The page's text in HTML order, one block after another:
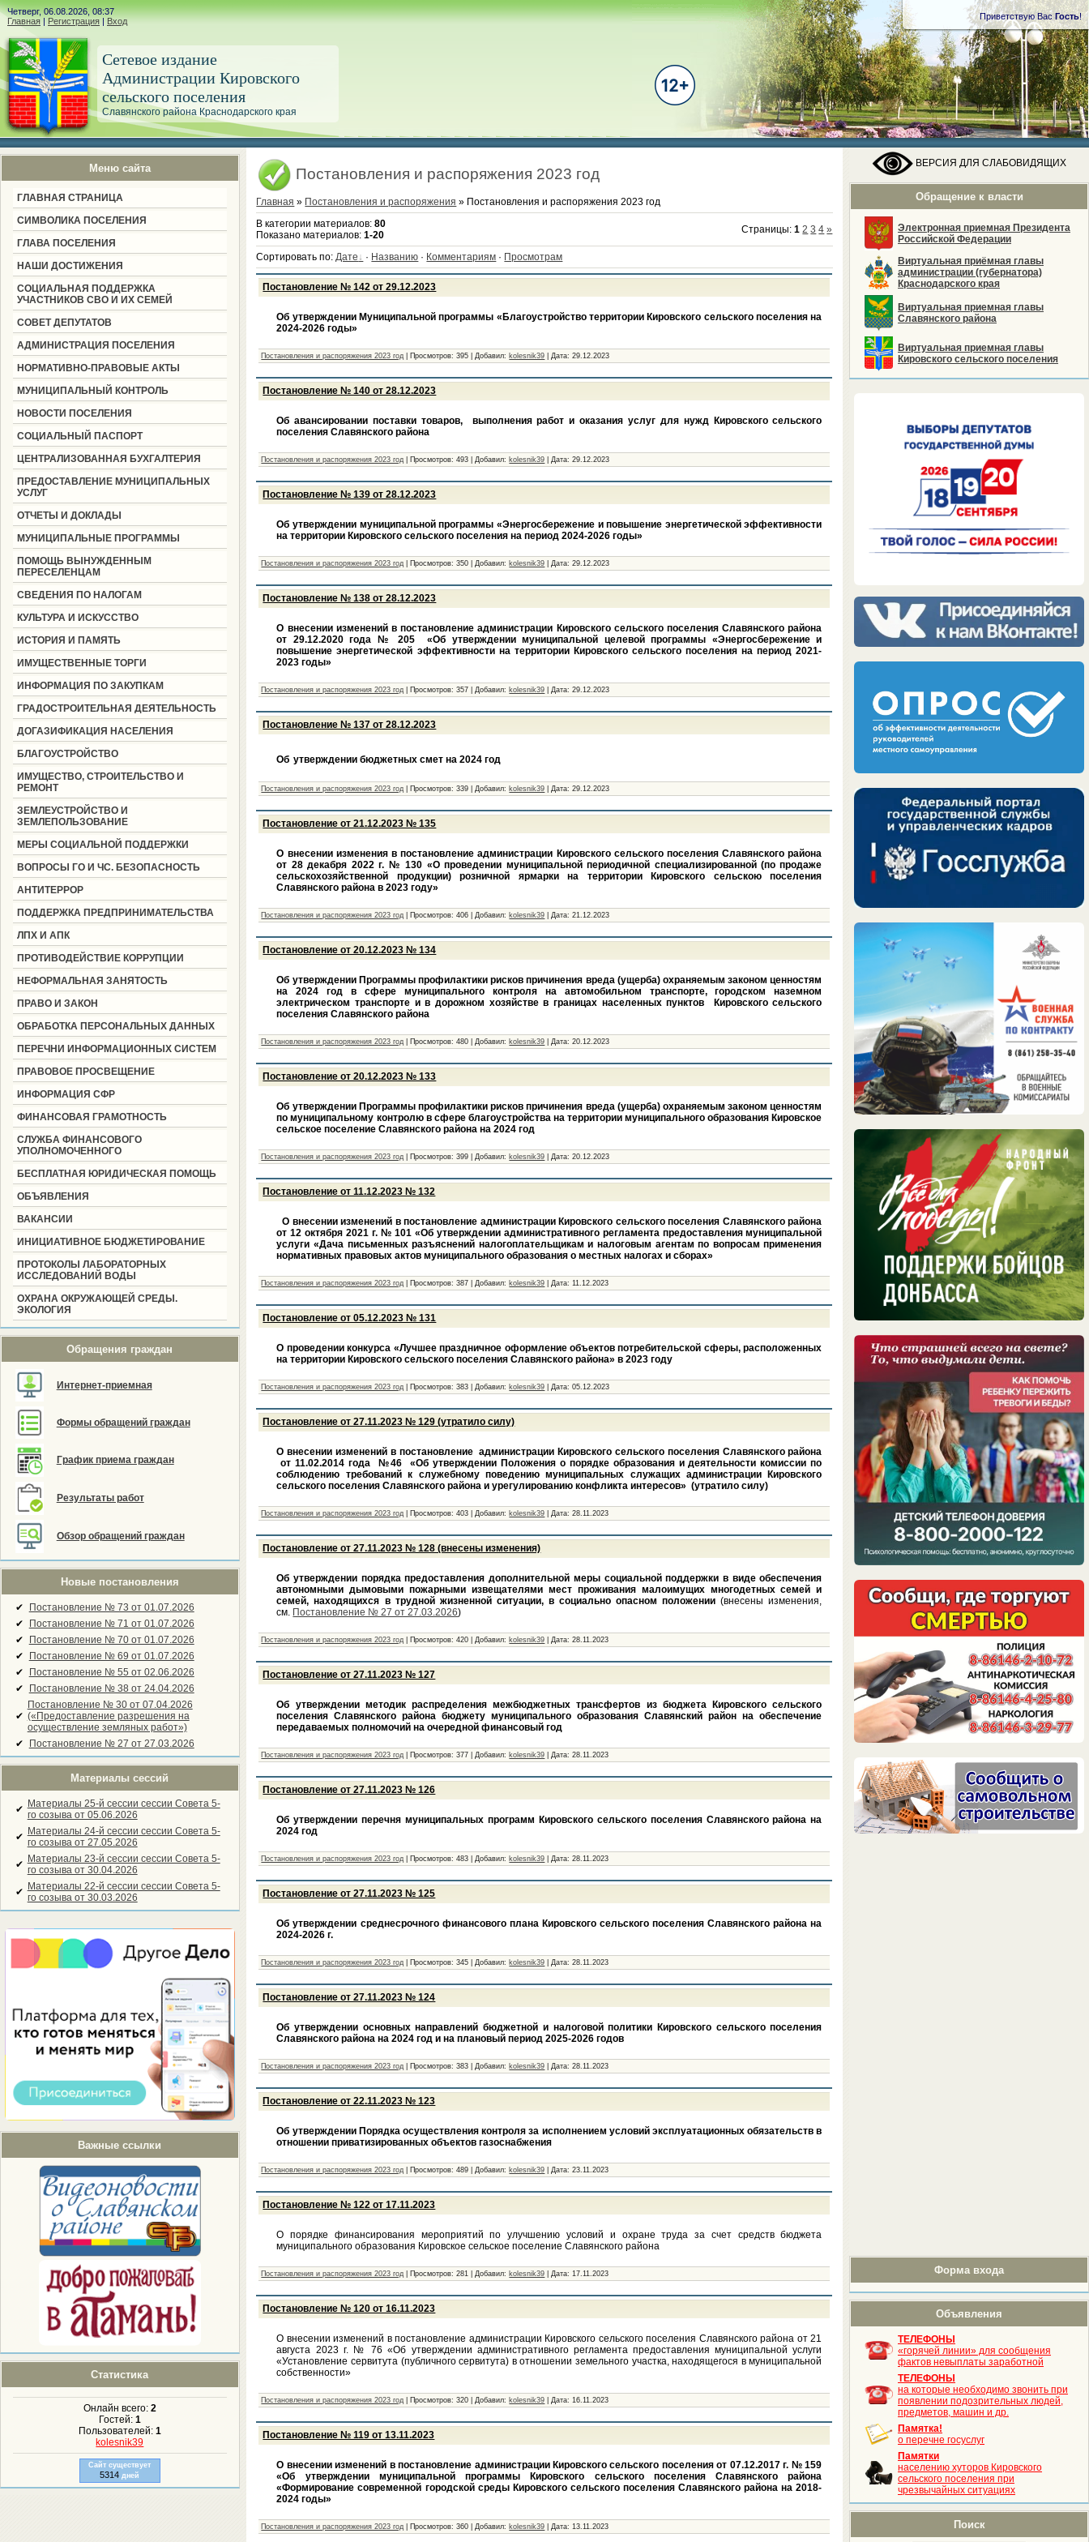
Четверг, 06.08.2026, 08:37
Главная | Регистрация | Вход Приветствую Вас Гость!
Сетевое издание
Администрации Кировского
сельского поселения
Славянского района Краснодарского края
Меню сайта
ГЛАВНАЯ СТРАНИЦА
СИМВОЛИКА ПОСЕЛЕНИЯ
ГЛАВА ПОСЕЛЕНИЯ
НАШИ ДОСТИЖЕНИЯ
СОЦИАЛЬНАЯ ПОДДЕРЖКА
УЧАСТНИКОВ СВО И ИХ СЕМЕЙ
СОВЕТ ДЕПУТАТОВ
АДМИНИСТРАЦИЯ ПОСЕЛЕНИЯ
НОРМАТИВНО-ПРАВОВЫЕ АКТЫ
МУНИЦИПАЛЬНЫЙ КОНТРОЛЬ
НОВОСТИ ПОСЕЛЕНИЯ
СОЦИАЛЬНЫЙ ПАСПОРТ
ЦЕНТРАЛИЗОВАННАЯ БУХГАЛТЕРИЯ
ПРЕДОСТАВЛЕНИЕ МУНИЦИПАЛЬНЫХ
УСЛУГ
ОТЧЕТЫ И ДОКЛАДЫ
МУНИЦИПАЛЬНЫЕ ПРОГРАММЫ
ПОМОЩЬ ВЫНУЖДЕННЫМ
ПЕРЕСЕЛЕНЦАМ
СВЕДЕНИЯ ПО НАЛОГАМ
КУЛЬТУРА И ИСКУССТВО
ИСТОРИЯ И ПАМЯТЬ
ИМУЩЕСТВЕННЫЕ ТОРГИ
ИНФОРМАЦИЯ ПО ЗАКУПКАМ
ГРАДОСТРОИТЕЛЬНАЯ ДЕЯТЕЛЬНОСТЬ
ДОГАЗИФИКАЦИЯ НАСЕЛЕНИЯ
БЛАГОУСТРОЙСТВО
ИМУЩЕСТВО, СТРОИТЕЛЬСТВО И
РЕМОНТ
ЗЕМЛЕУСТРОЙСТВО И
ЗЕМЛЕПОЛЬЗОВАНИЕ
МЕРЫ СОЦИАЛЬНОЙ ПОДДЕРЖКИ
ВОПРОСЫ ГО И ЧС. БЕЗОПАСНОСТЬ
АНТИТЕРРОР
ПОДДЕРЖКА ПРЕДПРИНИМАТЕЛЬСТВА
ЛПХ И АПК
ПРОТИВОДЕЙСТВИЕ КОРРУПЦИИ
НЕФОРМАЛЬНАЯ ЗАНЯТОСТЬ
ПРАВО И ЗАКОН
ОБРАБОТКА ПЕРСОНАЛЬНЫХ ДАННЫХ
ПЕРЕЧНИ ИНФОРМАЦИОННЫХ СИСТЕМ
ПРАВОВОЕ ПРОСВЕЩЕНИЕ
ИНФОРМАЦИЯ СФР
ФИНАНСОВАЯ ГРАМОТНОСТЬ
СЛУЖБА ФИНАНСОВОГО
УПОЛНОМОЧЕННОГО
БЕСПЛАТНАЯ ЮРИДИЧЕСКАЯ ПОМОЩЬ
ОБЪЯВЛЕНИЯ
ВАКАНСИИ
ИНИЦИАТИВНОЕ БЮДЖЕТИРОВАНИЕ
ПРОТОКОЛЫ ЛАБОРАТОРНЫХ
ИССЛЕДОВАНИЙ ВОДЫ
ОХРАНА ОКРУЖАЮЩЕЙ СРЕДЫ.
ЭКОЛОГИЯ
Обращения граждан
Интернет-приемная
Формы обращений граждан
График приема граждан
Результаты работ
Обзор обращений граждан
Новые постановления
✔
Постановление № 73 от 01.07.2026
✔
Постановление № 71 от 01.07.2026
✔
Постановление № 70 от 01.07.2026
✔
Постановление № 69 от 01.07.2026
✔
Постановление № 55 от 02.06.2026
✔
Постановление № 38 от 24.04.2026
✔
Постановление № 30 от 07.04.2026
(«Предоставление разрешения на
осуществление земляных работ»)
✔
Постановление № 27 от 27.03.2026
Материалы сессий
✔ Материалы 25-й сессии сессии Совета 5-
го созыва от 05.06.2026
✔ Материалы 24-й сессии сессии Совета 5-
го созыва от 27.05.2026
✔ Материалы 23-й сессии сессии Совета 5-
го созыва от 30.04.2026
✔ Материалы 22-й сессии сессии Совета 5-
го созыва от 30.03.2026
Важные ссылки
Статистика
Онлайн всего: 2
Гостей: 1
Пользователей: 1
kolesnik39
Сайт существует
5314 дней
ВЕРСИЯ ДЛЯ СЛАБОВИДЯЩИХ
Обращение к власти
Электронная приемная Президента
Российской Федерации
Виртуальная приёмная главы
администрации (губернатора)
Краснодарского края
Виртуальная приемная главы
Славянского района
Виртуальная приемная главы
Кировского сельского поселения
Форма входа
Объявления
ТЕЛЕФОНЫ
«горячей линии» для сообщения
фактов невыплаты заработной
ТЕЛЕФОНЫ
на которые необходимо звонить при
появлении подозрительных людей,
предметов, машин и др.
Памятка!
о перечне госуслуг
Памятки
населению хуторов Кировского
сельского поселения при
чрезвычайных ситуациях
Поиск
Постановления и распоряжения 2023 год
Главная » Постановления и распоряжения » Постановления и распоряжения 2023 год
В категории материалов:80
Показано материалов:1-20 Страницы:1 2 3 4 »
Сортировать по:Дате · Названию · Комментариям · Просмотрам
Постановление № 142 от 29.12.2023
Об утверждении Муниципальной программы «Благоустройство территории Кировского сельского поселения на
2024-2026 годы»
Постановления и распоряжения 2023 год Просмотров: 395 |Добавил: kolesnik39 |Дата: 29.12.2023
Постановление № 140 от 28.12.2023
Об авансировании поставки товаров, выполнения работ и оказания услуг для нужд Кировского сельского
поселения Славянского района
Постановления и распоряжения 2023 год Просмотров: 493 |Добавил: kolesnik39 |Дата: 29.12.2023
Постановление № 139 от 28.12.2023
Об утверждении муниципальной программы «Энергосбережение и повышение энергетической эффективности
на территории Кировского сельского поселения на период 2024-2026 годы»
Постановления и распоряжения 2023 год Просмотров: 350 |Добавил: kolesnik39 |Дата: 29.12.2023
Постановление № 138 от 28.12.2023
О внесении изменений в постановление администрации Кировского сельского поселения Славянского района
от 29.12.2020 года № 205 «Об утверждении муниципальной целевой программы «Энергосбережение и
повышение энергетической эффективности на территории Кировского сельского поселения на период 2021-
2023 годы»
Постановления и распоряжения 2023 год Просмотров: 357 |Добавил: kolesnik39 |Дата: 29.12.2023
Постановление № 137 от 28.12.2023
Об утверждении бюджетных смет на 2024 год
Постановления и распоряжения 2023 год Просмотров: 339 |Добавил: kolesnik39 |Дата: 29.12.2023
Постановление от 21.12.2023 № 135
О внесении изменения в постановление администрации Кировского сельского поселения Славянского района
от 28 декабря 2022 г. № 130 «О проведении муниципальной периодичной специализированной (по продаже
сельскохозяйственной продукции) розничной ярмарки на территории Кировского сельскою поселения
Славянского района в 2023 году»
Постановления и распоряжения 2023 год Просмотров: 406 |Добавил: kolesnik39 |Дата: 21.12.2023
Постановление от 20.12.2023 № 134
Об утверждении Программы профилактики рисков причинения вреда (ущерба) охраняемым законом ценностям
на 2024 год в сфере муниципального контроля на автомобильном транспорте, городском наземном
электрическом транспорте и в дорожном хозяйстве в границах населенных пунктов Кировского сельского
поселения Славянского района
Постановления и распоряжения 2023 год Просмотров: 480 |Добавил: kolesnik39 |Дата: 20.12.2023
Постановление от 20.12.2023 № 133
Об утверждении Программы профилактики рисков причинения вреда (ущерба) охраняемым законом ценностям
по муниципальному контролю в сфере благоустройства на территории муниципального образования Кировское
сельское поселение Славянского района на 2024 год
Постановления и распоряжения 2023 год Просмотров: 399 |Добавил: kolesnik39 |Дата: 20.12.2023
Постановление от 11.12.2023 № 132
О внесении изменений в постановление администрации Кировского сельского поселения Славянского района
от 12 октября 2021 г. № 101 «Об утверждении административного регламента предоставления муниципальной
услуги «Дача письменных разъяснений налогоплательщикам и налоговым агентам по вопросам применения
нормативных правовых актов муниципального образования о местных налогах и сборах»
Постановления и распоряжения 2023 год Просмотров: 387 |Добавил: kolesnik39 |Дата: 11.12.2023
Постановление от 05.12.2023 № 131
О проведении конкурса «Лучшее праздничное оформление объектов потребительской сферы, расположенных
на территории Кировского сельского поселения Славянского района» в 2023 году
Постановления и распоряжения 2023 год Просмотров: 383 |Добавил: kolesnik39 |Дата: 05.12.2023
Постановление от 27.11.2023 № 129 (утратило силу)
О внесении изменений в постановление администрации Кировского сельского поселения Славянского района
от 11.02.2014 года №46 «Об утверждении Положения о порядке образования и деятельности комиссии по
соблюдению требований к служебному поведению муниципальных служащих администрации Кировского
сельского поселения Славянского района и урегулированию конфликта интересов» (утратило силу)
Постановления и распоряжения 2023 год Просмотров: 403 |Добавил: kolesnik39 |Дата: 28.11.2023
Постановление от 27.11.2023 № 128 (внесены изменения)
Об утверждении порядка предоставления дополнительной меры социальной поддержки в виде обеспечения
автономными дымовыми пожарными извещателями мест проживания малоимущих многодетных семей и
семей, находящихся в трудной жизненной ситуации, в социально опасном положении(внесены изменения,
см. Постановление № 27 от 27.03.2026)
Постановления и распоряжения 2023 год Просмотров: 420 |Добавил: kolesnik39 |Дата: 28.11.2023
Постановление от 27.11.2023 № 127
Об утверждении методик распределения межбюджетных трансфертов из бюджета Кировского сельского
поселения Славянского района бюджету муниципального образования Славянский район на обеспечение
передаваемых полномочий на очередной финансовый год
Постановления и распоряжения 2023 год Просмотров: 377 |Добавил: kolesnik39 |Дата: 28.11.2023
Постановление от 27.11.2023 № 126
Об утверждении перечня муниципальных программ Кировского сельского поселения Славянского района на
2024 год
Постановления и распоряжения 2023 год Просмотров: 483 |Добавил: kolesnik39 |Дата: 28.11.2023
Постановление от 27.11.2023 № 125
Об утверждении среднесрочного финансового плана Кировского сельского поселения Славянского района на
2024-2026 г.
Постановления и распоряжения 2023 год Просмотров: 345 |Добавил: kolesnik39 |Дата: 28.11.2023
Постановление от 27.11.2023 № 124
Об утверждении основных направлений бюджетной и налоговой политики Кировского сельского поселения
Славянского района на 2024 год и на плановый период 2025-2026 годов
Постановления и распоряжения 2023 год Просмотров: 383 |Добавил: kolesnik39 |Дата: 28.11.2023
Постановление от 22.11.2023 № 123
Об утверждении Порядка осуществления контроля за исполнением условий эксплуатационных обязательств в
отношении приватизированных объектов газоснабжения
Постановления и распоряжения 2023 год Просмотров: 489 |Добавил: kolesnik39 |Дата: 23.11.2023
Постановление № 122 от 17.11.2023
О порядке финансирования мероприятий по улучшению условий и охране труда за счет средств бюджета
муниципального образования Кировское сельское поселение Славянского района
Постановления и распоряжения 2023 год Просмотров: 281 |Добавил: kolesnik39 |Дата: 17.11.2023
Постановление № 120 от 16.11.2023
О внесении изменений в постановление администрации Кировского сельского поселения Славянского района от 21
августа 2023 г. № 76 «Об утверждении административного регламента предоставления муниципальной услуги
«Установление сервитута (публичного сервитута) в отношении земельного участка, находящегося в муниципальной
собственности»
Постановления и распоряжения 2023 год Просмотров: 320 |Добавил: kolesnik39 |Дата: 16.11.2023
Постановление № 119 от 13.11.2023
О внесении изменений в постановление администрации Кировского сельского поселения от 07.12.2017 г. № 159
«Об утверждении муниципальной программы Кировского сельского поселения Славянского района
«Формирование современной городской среды Кировского сельского поселения Славянского района на 2018-
2024 годы»
Постановления и распоряжения 2023 год Просмотров: 360 |Добавил: kolesnik39 |Дата: 13.11.2023